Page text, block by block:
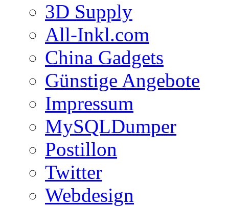
3D Supply
All-Inkl.com
China Gadgets
Günstige Angebote
Impressum
MySQLDumper
Postillon
Twitter
Webdesign